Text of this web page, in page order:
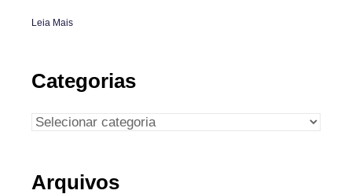
Leia Mais
Categorias
Arquivos